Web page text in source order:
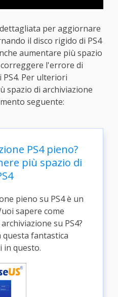
per aggiornare
il disco rigido di PS4
aumentare più spazio
correggere l'errore di
Per ulteriori
spazio di archiviazione
seguente:
PS4 pieno?
più spazio di
pieno su PS4 è un
sapere come
su PS4?
questa fantastica
in questo.